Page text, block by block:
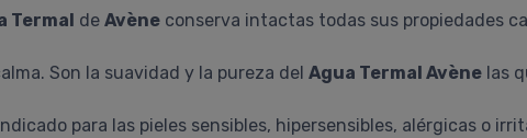
Termal de Avène conserva intactas todas sus propiedades
Son la suavidad y la pureza del Agua Termal Avène las
para las pieles sensibles, hipersensibles, alérgicas o